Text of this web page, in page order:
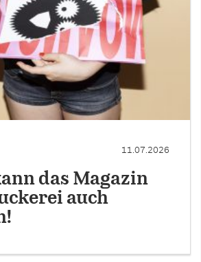
11.07.2026
das Magazin
auch